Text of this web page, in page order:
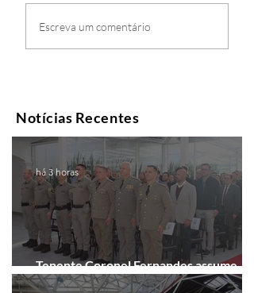
Escreva um comentário
Notícias Recentes
Tenente Coronel Fernandes assume
comando do 41º BPM em Gramado
há 3 horas